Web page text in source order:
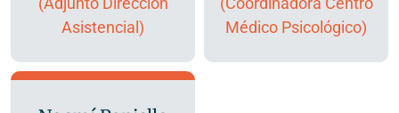
Asistencial)
Médico Psicológico)